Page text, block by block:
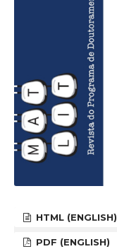
HTML (ENGLISH)
PDF (ENGLISH)